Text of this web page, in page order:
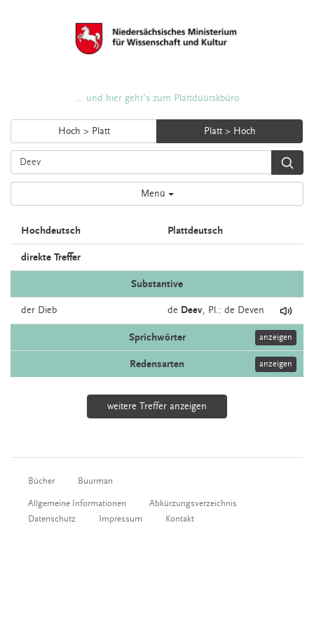
... und hier geht's zum Plattdüütskbüro
Hoch > Platt Platt > Hoch
Menü
Hochdeutsch Plattdeutsch
direkte Treffer
Substantive
der Dieb de Deev, Pl.: de Deven
Sprichwörter anzeigen
Redensarten anzeigen
weitere Treffer anzeigen
Bücher Buurman
Allgemeine Informationen
Abkürzungsverzeichnis
Datenschutz
Impressum Kontakt